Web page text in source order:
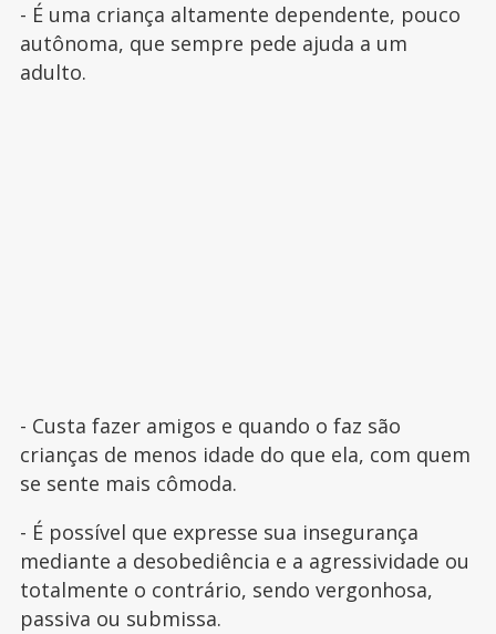
- É uma criança altamente dependente, pouco
autônoma, que sempre pede ajuda a um
adulto.
- Custa fazer amigos e quando o faz são
crianças de menos idade do que ela, com quem
se sente mais cômoda.
- É possível que expresse sua insegurança
mediante a desobediência e a agressividade ou
totalmente o contrário, sendo vergonhosa,
passiva ou submissa.